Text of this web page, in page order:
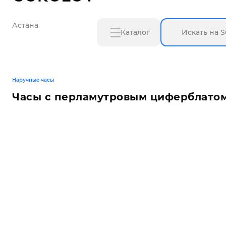
Астана
Каталог
Наручные часы
Часы с перламутровым